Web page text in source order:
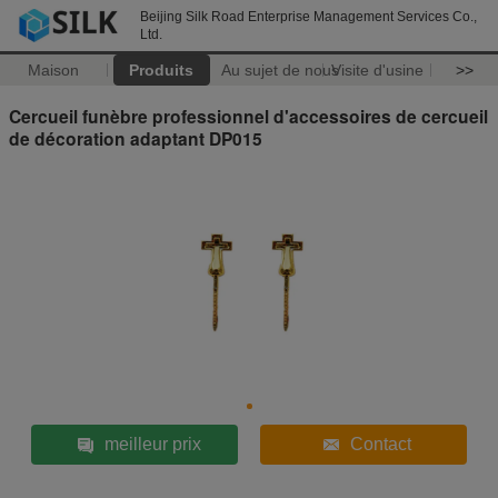
Beijing Silk Road Enterprise Management Services Co.,
Ltd.
Maison Produits Au sujet de nousVisite d'usine >>
Cercueil funèbre professionnel d'accessoires de cercueil
de décoration adaptant DP015
meilleur prix Contact